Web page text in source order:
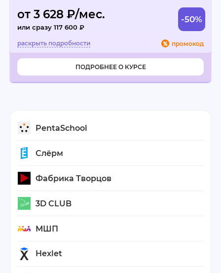
от 3 628 ₽/мес.
или сразу 117 600 ₽
-50%
промокод
ПОДРОБНЕЕ О КУРСЕ
PentaSchool
Слёрм
Фабрика Творцов
3D CLUB
МШП
Hexlet